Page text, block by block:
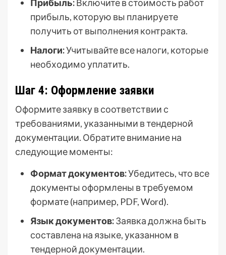
Прибыль:Включите в стоимость работ
прибыль, которую вы планируете
получить от выполнения контракта.
Налоги:Учитывайте все налоги, которые
необходимо уплатить.
Шаг 4: Оформление заявки
Оформите заявку в соответствии с
требованиями, указанными в тендерной
документации. Обратите внимание на
следующие моменты:
Формат документов:Убедитесь, что все
документы оформлены в требуемом
формате (например, PDF, Word).
Язык документов:Заявка должна быть
составлена на языке, указанном в
тендерной документации.